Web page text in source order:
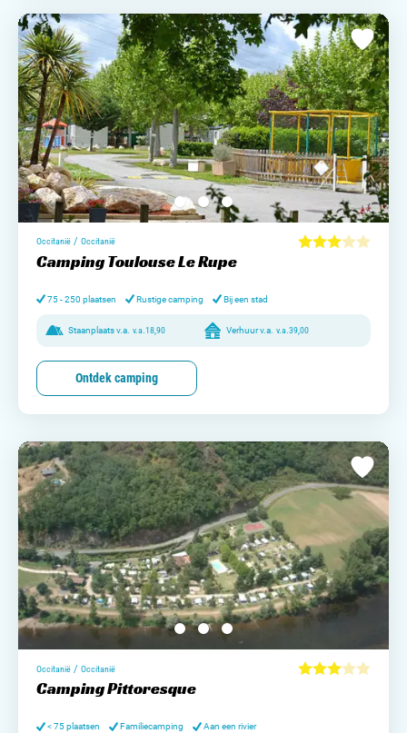
Occitanië / Occitanië
Camping Toulouse Le Rupe
75 - 250 plaatsen Rustige camping Bij een stad
Staanplaats v.a. v.a.18,90 Verhuur v.a. v.a.39,00
Ontdek camping
Occitanië / Occitanië
Camping Pittoresque
< 75 plaatsen Familiecamping Aan een rivier